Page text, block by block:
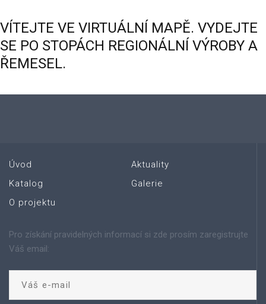
VÍTEJTE VE VIRTUÁLNÍ MAPĚ. VYDEJTE
SE PO STOPÁCH REGIONÁLNÍ VÝROBY A
ŘEMESEL.
Úvod
Katalog
O projektu
Aktuality
Galerie
Pro získání pravidelných informací si zde prosím zaregistrujte
Váš email: